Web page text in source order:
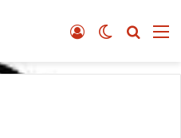
Switch skin
Войти